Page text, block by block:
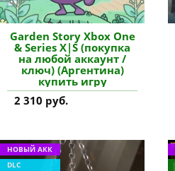
Garden Story Xbox One
& Series X|S (покупка
на любой аккаунт /
ключ) (Аргентина)
купить игру
2 310 руб.
НОВЫЙ АКК
DLC